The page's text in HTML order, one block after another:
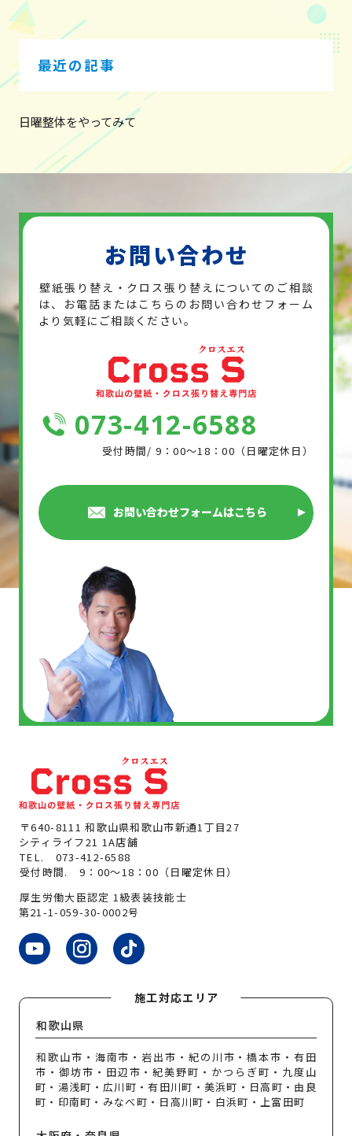
最近の記事
日曜整体をやってみて
お問い合わせ
壁紙張り替え・クロス張り替えについてのご相談
は、お電話または こちらのお問い合わせフォーム
より気軽にご相談ください。
073-412-6588
受付時間/ 9：00～18：00（日曜定休日）
お問い合わせフォームはこちら
〒640-8111 和歌山県和歌山市新通1丁目27
シティライフ21 1A店舗
TEL. 073-412-6588
受付時間. 9：00～18：00（日曜定休日）
厚生労働大臣認定 1級表装技能士
第21-1-059-30-0002号
施工対応エリア
和歌山県
和歌山市・海南市・岩出市・紀の川市・橋本市・有田
市・御坊市・田辺市・紀美野町・かつらぎ町・九度山
町・湯浅町・広川町・有田川町・美浜町・日高町・由良
町・印南町・みなべ町・日高川町・白浜町・上富田町